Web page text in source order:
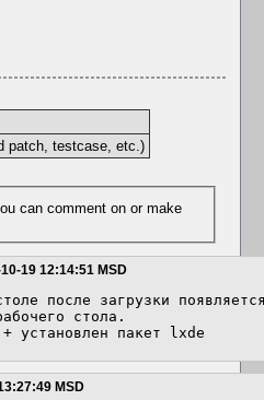
patch, testcase, etc.)
19 12:14:51 MSD
после загрузки
стола.
установлен пакет lxde
MSD